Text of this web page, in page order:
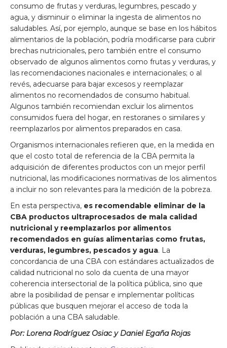
consumo de frutas y verduras, legumbres, pescado y
agua, y disminuir o eliminar la ingesta de alimentos no
saludables. Así, por ejemplo, aunque se base en los hábitos
alimentarios de la población, podría modificarse para cubrir
brechas nutricionales, pero también entre el consumo
observado de algunos alimentos como frutas y verduras, y
las recomendaciones nacionales e internacionales; o al
revés, adecuarse para bajar excesos y reemplazar
alimentos no recomendados de consumo habitual.
Algunos también recomiendan excluir los alimentos
consumidos fuera del hogar, en restoranes o similares y
reemplazarlos por alimentos preparados en casa.
Organismos internacionales refieren que, en la medida en
que el costo total de referencia de la CBA permita la
adquisición de diferentes productos con un mejor perfil
nutricional, las modificaciones normativas de los alimentos
a incluir no son relevantes para la medición de la pobreza.
En esta perspectiva, es recomendable eliminar de la
CBA productos ultraprocesados de mala calidad
nutricional y reemplazarlos por alimentos
recomendados en guías alimentarias como frutas,
verduras, legumbres, pescados y agua. La
concordancia de una CBA con estándares actualizados de
calidad nutricional no solo da cuenta de una mayor
coherencia intersectorial de la política pública, sino que
abre la posibilidad de pensar e implementar políticas
públicas que busquen mejorar el acceso de toda la
población a una CBA saludable.
Por: Lorena Rodríguez Osiac y Daniel Egaña Rojas